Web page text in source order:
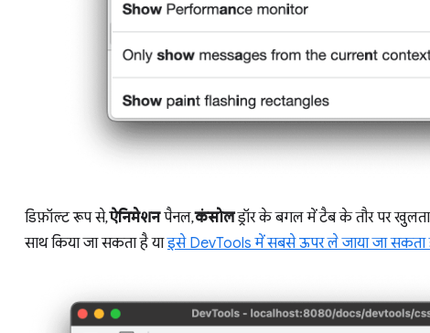
डिफ़ॉल्ट रूप से,ऐनिमेशनपैनल,कंसोलड्रॉर के बगल में टैब के तौर पर
साथ किया जा सकता है याइसे DevTools में सबसे ऊपर ले जाया जा सकता